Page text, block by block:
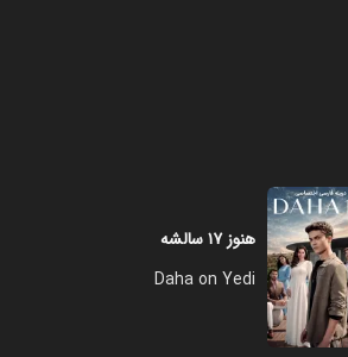
هنوز ۱۷ سالشه
Daha on Yedi